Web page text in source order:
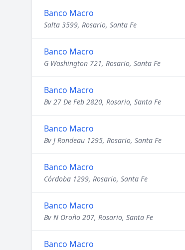
Banco Macro
Salta 3599, Rosario, Santa Fe
Banco Macro
G Washington 721, Rosario, Santa Fe
Banco Macro
Bv 27 De Feb 2820, Rosario, Santa Fe
Banco Macro
Bv J Rondeau 1295, Rosario, Santa Fe
Banco Macro
Córdoba 1299, Rosario, Santa Fe
Banco Macro
Bv N Oroño 207, Rosario, Santa Fe
Banco Macro